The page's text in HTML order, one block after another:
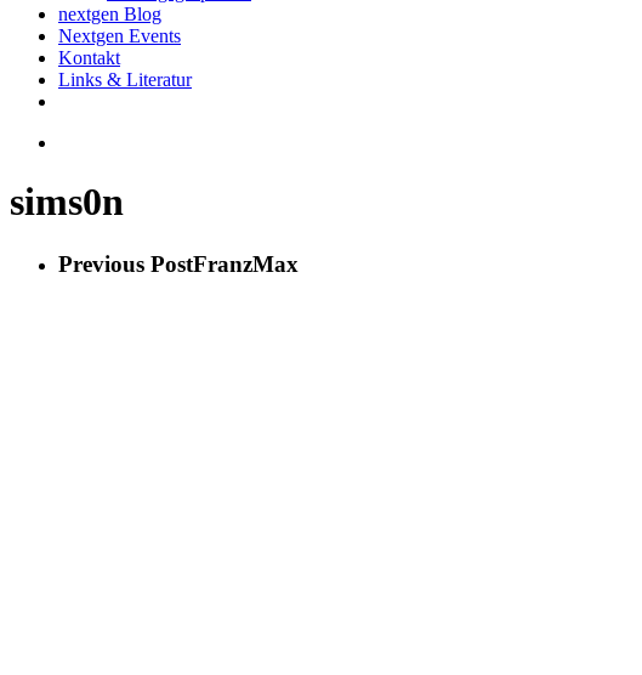
nextgen Blog
Nextgen Events
Kontakt
Links & Literatur
sims0n
Previous PostFranzMax